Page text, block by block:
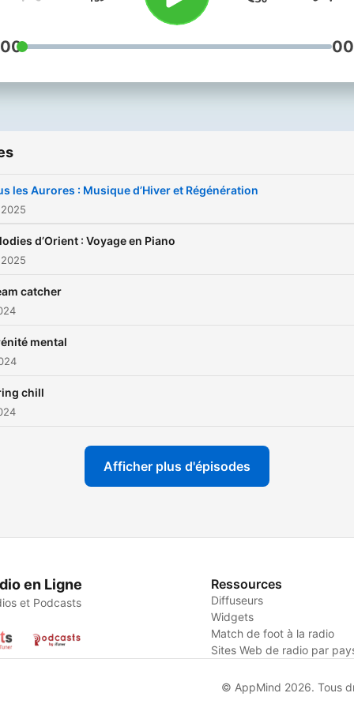
#SérénitéIntérieure
les Aurores : Musique d’Hiver et Régénération
d’Orient : Voyage en Piano
catcher
mental
chill
Afficher plus d'épisodes
en Ligne
et Podcasts
Ressources
Diffuseurs
Widgets
Match de foot à la radio
Sites Web de radio par
© AppMind 2026. Tous